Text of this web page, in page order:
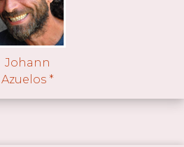
Johann
Azuelos *